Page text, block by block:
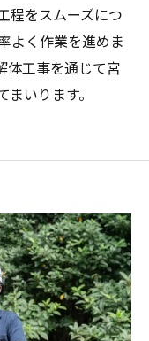
程をスムーズにつ
よく作業を進めま
体工事を通じて宮
いります。